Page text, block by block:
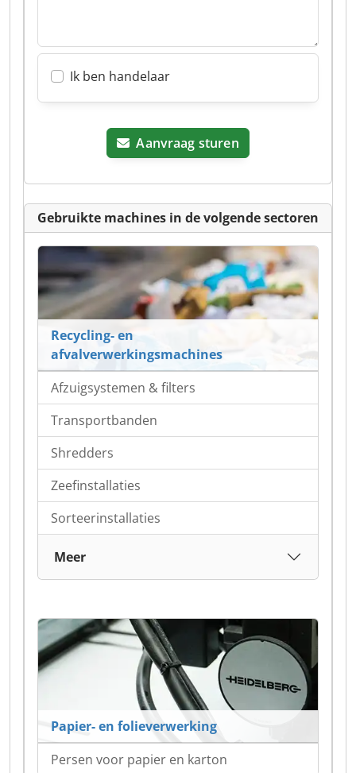
Ik ben handelaar
Aanvraag sturen
Gebruikte machines in de volgende sectoren
Recycling- en
afvalverwerkingsmachines
Afzuigsystemen & filters
Transportbanden
Shredders
Zeefinstallaties
Sorteerinstallaties
Meer
Papier- en folieverwerking
Persen voor papier en karton